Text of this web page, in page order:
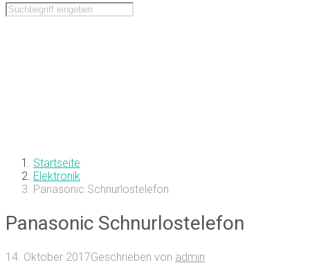
Startseite
Elektronik
Panasonic Schnurlostelefon
Panasonic Schnurlostelefon
14. Oktober 2017Geschrieben von admin